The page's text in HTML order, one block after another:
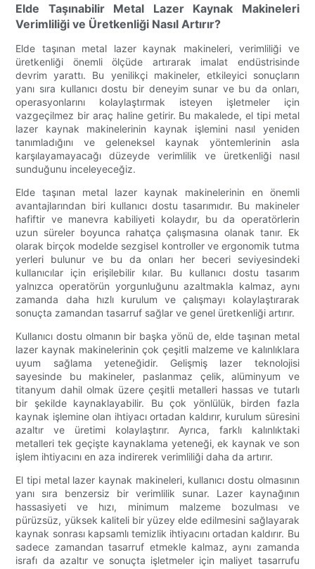
Elde Taşınabilir Metal Lazer Kaynak Makineleri
Verimliliği ve Üretkenliği Nasıl Artırır?
Elde taşınan metal lazer kaynak makineleri, verimliliği ve
üretkenliği önemli ölçüde artırarak imalat endüstrisinde
devrim yarattı. Bu yenilikçi makineler, etkileyici sonuçların
yanı sıra kullanıcı dostu bir deneyim sunar ve bu da onları,
operasyonlarını kolaylaştırmak isteyen işletmeler için
vazgeçilmez bir araç haline getirir. Bu makalede, el tipi metal
lazer kaynak makinelerinin kaynak işlemini nasıl yeniden
tanımladığını ve geleneksel kaynak yöntemlerinin asla
karşılayamayacağı düzeyde verimlilik ve üretkenliği nasıl
sunduğunu inceleyeceğiz.
Elde taşınan metal lazer kaynak makinelerinin en önemli
avantajlarından biri kullanıcı dostu tasarımıdır. Bu makineler
hafiftir ve manevra kabiliyeti kolaydır, bu da operatörlerin
uzun süreler boyunca rahatça çalışmasına olanak tanır. Ek
olarak birçok modelde sezgisel kontroller ve ergonomik tutma
yerleri bulunur ve bu da onları her beceri seviyesindeki
kullanıcılar için erişilebilir kılar. Bu kullanıcı dostu tasarım
yalnızca operatörün yorgunluğunu azaltmakla kalmaz, aynı
zamanda daha hızlı kurulum ve çalışmayı kolaylaştırarak
sonuçta zamandan tasarruf sağlar ve genel üretkenliği artırır.
Kullanıcı dostu olmanın bir başka yönü de, elde taşınan metal
lazer kaynak makinelerinin çok çeşitli malzeme ve kalınlıklara
uyum sağlama yeteneğidir. Gelişmiş lazer teknolojisi
sayesinde bu makineler, paslanmaz çelik, alüminyum ve
titanyum dahil olmak üzere çeşitli metalleri hassas ve tutarlı
bir şekilde kaynaklayabilir. Bu çok yönlülük, birden fazla
kaynak işlemine olan ihtiyacı ortadan kaldırır, kurulum süresini
azaltır ve üretimi kolaylaştırır. Ayrıca, farklı kalınlıktaki
metalleri tek geçişte kaynaklama yeteneği, ek kaynak ve son
işlem ihtiyacını en aza indirerek verimliliği daha da artırır.
El tipi metal lazer kaynak makineleri, kullanıcı dostu olmasının
yanı sıra benzersiz bir verimlilik sunar. Lazer kaynağının
hassasiyeti ve hızı, minimum malzeme bozulması ve
pürüzsüz, yüksek kaliteli bir yüzey elde edilmesini sağlayarak
kaynak sonrası kapsamlı temizlik ihtiyacını ortadan kaldırır. Bu
sadece zamandan tasarruf etmekle kalmaz, aynı zamanda
israfı da azaltır ve sonuçta işletmeler için maliyet tasarrufu